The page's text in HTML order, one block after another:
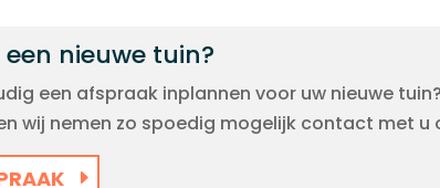
nieuwe tuin?
een afspraak inplannen voor uw nieuwe
wij nemen zo spoedig mogelijk contact met u